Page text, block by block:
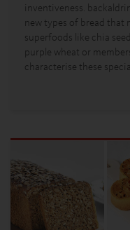
inventiveness.
new types of bread that
superfoods like chia
purple wheat or
characterise these